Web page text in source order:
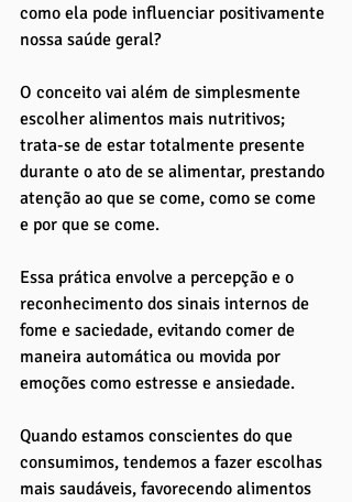
como ela pode influenciar positivamente
nossa saúde geral?
O conceito vai além de simplesmente
escolher alimentos mais nutritivos;
trata-se de estar totalmente presente
durante o ato de se alimentar, prestando
atenção ao que se come, como se come
e por que se come.
Essa prática envolve a percepção e o
reconhecimento dos sinais internos de
fome e saciedade, evitando comer de
maneira automática ou movida por
emoções como estresse e ansiedade.
Quando estamos conscientes do que
consumimos, tendemos a fazer escolhas
mais saudáveis, favorecendo alimentos